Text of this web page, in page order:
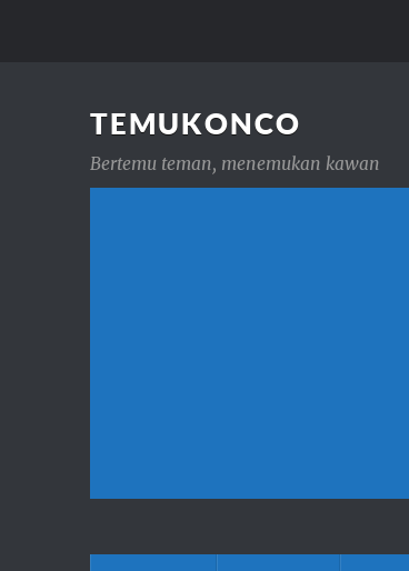
TEMUKONCO
Bertemu teman, menemukan kawan